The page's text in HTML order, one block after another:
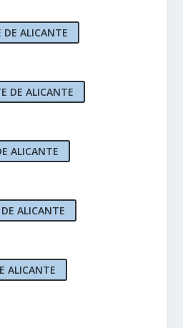
ALICANTE
DE ALICANTE
ALICANTE
ALICANTE
ALICANTE